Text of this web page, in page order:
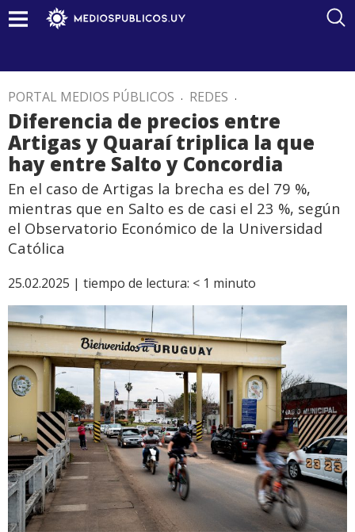
PORTAL MEDIOS PÚBLICOS . REDES .
Diferencia de precios entre
Artigas y Quaraí triplica la que
hay entre Salto y Concordia
En el caso de Artigas la brecha es del 79 %,
mientras que en Salto es de casi el 23 %, según
el Observatorio Económico de la Universidad
Católica
25.02.2025 | tiempo de lectura: < 1 minuto